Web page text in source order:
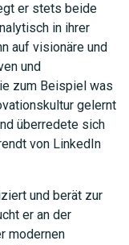
er stets beide
in ihrer
auf visionäre und
und
zum Beispiel was
gelernt
überredete sich
von LinkedIn
und berät zur
er an der
modernen